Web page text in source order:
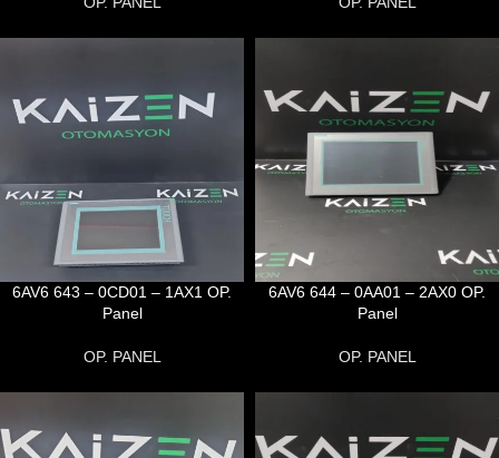
6AV6 643 – 0CD01 – 1AX1 OP.
Panel
OP. PANEL
6AV6 644 – 0AA01 – 2AX0 OP.
Panel
OP. PANEL